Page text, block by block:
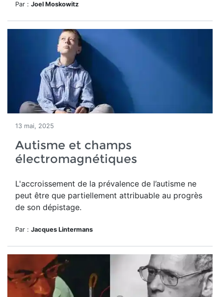
Par : Joel Moskowitz
13 mai, 2025
Autisme et champs
électromagnétiques
L'accroissement de la prévalence de l’autisme ne
peut être que partiellement attribuable au progrès
de son dépistage.
Par : Jacques Lintermans